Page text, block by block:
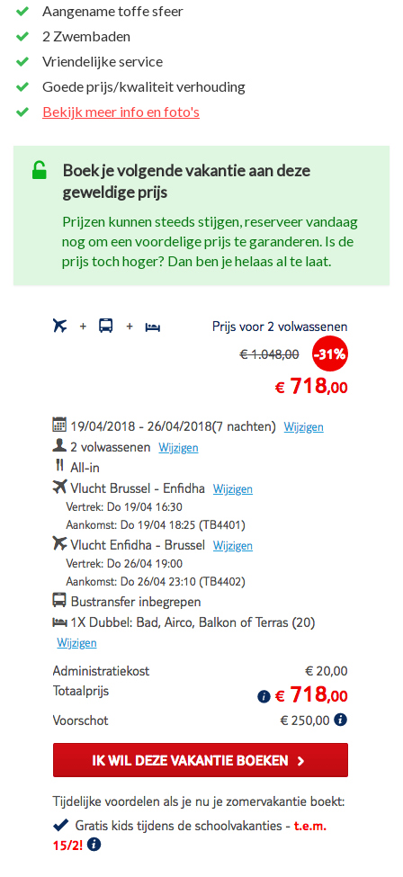
Aangename toffe sfeer
2 Zwembaden
Vriendelijke service
Goede prijs/kwaliteit verhouding
Bekijk meer info en foto's
Boek je volgende vakantie aan deze
geweldige prijs
Prijzen kunnen steeds stijgen, reserveer vandaag
nog om een voordelige prijs te garanderen. Is de
prijs toch hoger? Dan ben je helaas al te laat.